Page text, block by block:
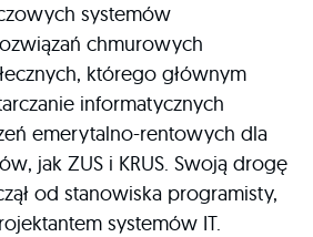
systemów
chmurowych
którego głównym
informatycznych
emerytalno-rentowych dla
jak ZUS i KRUS. Swoją drogę
od stanowiska programisty,
systemów IT.